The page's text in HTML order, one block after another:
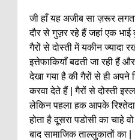
जी हाँ यह अजीब सा ज़रूर
दौर से गुज़र रहे हैं जहां एक
गैरों से दोस्ती में यकीन ज्यादा
इत्तेफाकियाँ बढती जा रही हैं
देखा गया है की गैरों से ही अपने
करवा देते हैं | गैरों से दोस्ती
लेकिन पहला हक आपके
होता है दूसरा पडोसी का चाहे
बाद सामाजिक ताल्लुकातों का |